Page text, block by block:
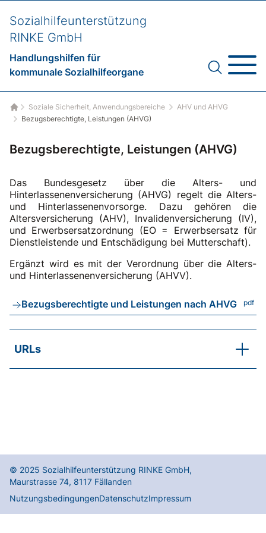
Sozialhilfeunterstützung
RINKE GmbH
Handlungshilfen für
kommunale Sozialhilfeorgane
Startseite
Soziale Sicherheit, Anwendungsbereiche
AHV und AHVG
Bezugsberechtigte, Leistungen (AHVG)
Bezugsberechtigte, Leistungen (AHVG)
Das Bundesgesetz über die Alters- und
Hinterlassenenversicherung (AHVG) regelt die Alters-
und Hinterlassenenvorsorge. Dazu gehören die
Altersversicherung (AHV), Invalidenversicherung (IV),
und Erwerbsersatzordnung (EO = Erwerbsersatz für
Dienstleistende und Entschädigung bei Mutterschaft).
Ergänzt wird es mit der Verordnung über die Alters-
und Hinterlassenenversicherung (AHVV).
Bezugsberechtigte und Leistungen nach AHVG pdf
URLs
AHVG (Gesetz)
Information Altersrenten
© 2025 Sozialhilfeunterstützung RINKE GmbH,
Maurstrasse 74, 8117 Fällanden
NutzungsbedingungenDatenschutzImpressum